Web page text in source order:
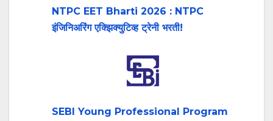
NTPC EET Bharti 2026 : NTPC
इंजिनिअरिंग एक्झिक्युटिव्ह ट्रेनी भरती!
SEBI Young Professional Program